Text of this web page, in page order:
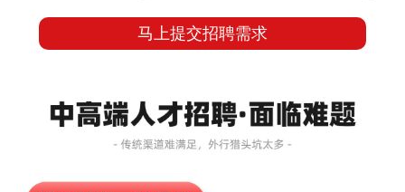
马上提交招聘需求